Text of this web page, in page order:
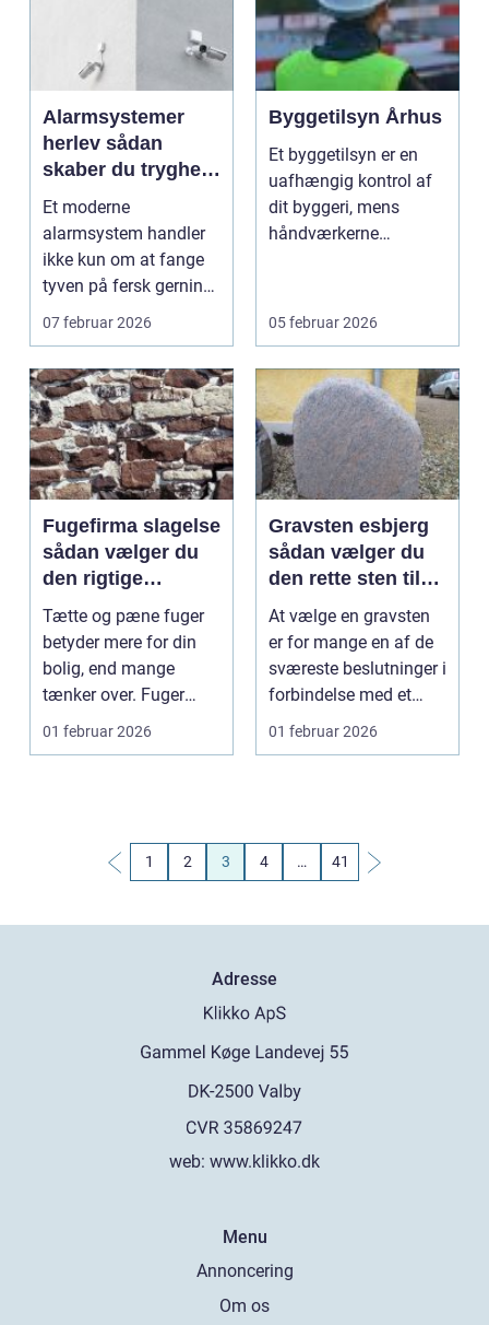
Alarmsystemer
herlev sådan
skaber du tryghed
i hverdagen
Et moderne
alarmsystem handler
ikke kun om at fange
tyven på fersk gerning.
Det handler lige så
07 februar 2026
Byggetilsyn Århus
Et byggetilsyn er en
uafhængig kontrol af
dit byggeri, mens
håndværkerne
05 februar 2026
Fugefirma slagelse
sådan vælger du
den rigtige
fagmand til
opgaven
Tætte og pæne fuger
betyder mere for din
bolig, end mange
tænker over. Fuger
holder vand, kulde og
01 februar 2026
Gravsten esbjerg
sådan vælger du
den rette sten til
gravstedet
At vælge en gravsten
er for mange en af de
sværeste beslutninger i
forbindelse med et
dødsfald. Sten...
01 februar 2026
1 2 3 4 … 41
Adresse
web: www.klikko.dk
Menu
Annoncering
Om os